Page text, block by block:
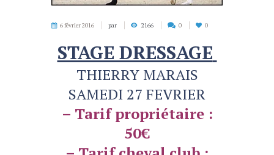
6 février 2016 par 2166 0 0
STAGE DRESSAGE
THIERRY MARAIS
SAMEDI 27 FEVRIER
– Tarif propriétaire :
50€